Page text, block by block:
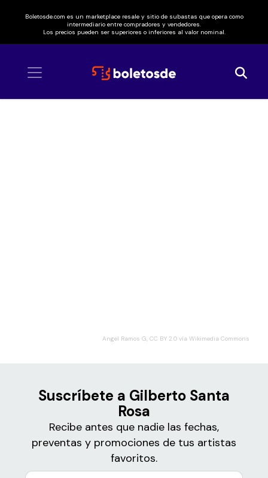
Boletosde.com es un marketplace resale y sitio de subastas que opera como
intermediario entre compradores y vendedores.
Los precios pueden ser superiores o inferiores al valor nominal.
Angel Ramos G, CC BY 2.0 vía Wikimedia Commons
Suscríbete a Gilberto Santa
Rosa
Recibe antes que nadie las fechas,
preventas y promociones de tus artistas
favoritos.